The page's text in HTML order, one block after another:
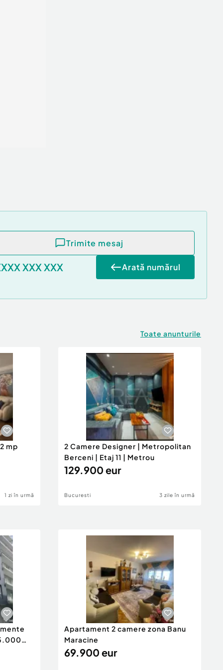
Trimite mesaj
XXX XXX Arată numărul
Toate anunturile
mp
1 zi în urmă
2 Camere Designer | Metropolitan
Berceni | Etaj 11 | Metrou
129.900 eur
Bucuresti 3 zile în urmă
Apartament 2 camere zona Banu
Maracine
69.900 eur